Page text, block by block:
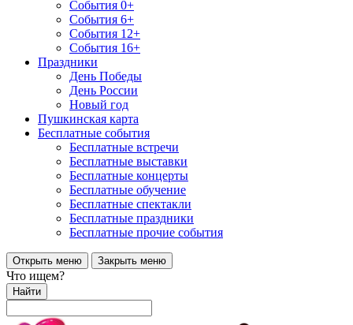
События 0+
События 6+
События 12+
События 16+
Праздники
День Победы
День России
Новый год
Пушкинская карта
Бесплатные события
Бесплатные встречи
Бесплатные выставки
Бесплатные концерты
Бесплатные обучение
Бесплатные спектакли
Бесплатные праздники
Бесплатные прочие события
Открыть меню Закрыть меню
Что ищем?
Найти